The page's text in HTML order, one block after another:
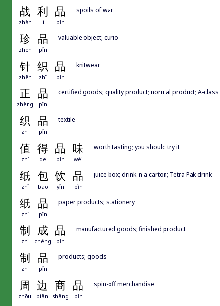
战 利 品
zhàn lì pǐn
spoils of war
珍 品
zhēn pǐn
valuable object; curio
针 织 品
zhēn zhī pǐn
knitwear
正 品
zhèng pǐn
certified goods; quality product; normal product; A-
织 品
zhī pǐn
textile
值 得 品 味
zhí de pǐn wèi
worth tasting; you should try it
纸 包 饮 品
zhǐ bāo yǐn pǐn
juice box; drink in a carton; Tetra Pak drink
纸 品
zhǐ pǐn
paper products; stationery
制 成 品
zhì chéng pǐn
manufactured goods; finished product
制 品
zhì pǐn
products; goods
周 边 商 品
zhōu biān shāng pǐn
spin-off merchandise